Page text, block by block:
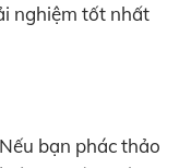
nghiệm tốt nhất
bạn phác thảo